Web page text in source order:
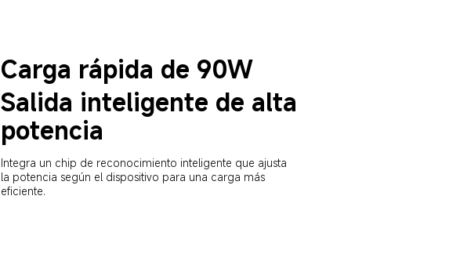
Carga rápida de 90W
Salida inteligente de alta
potencia
Integra un chip de reconocimiento inteligente que ajusta
la potencia según el dispositivo para una carga más
eficiente.